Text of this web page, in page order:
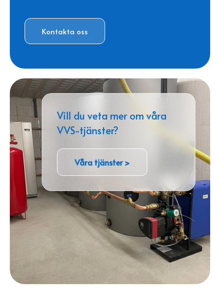
Kontakta oss
Vill du veta mer om våra
VVS-tjänster?
Våra tjänster >